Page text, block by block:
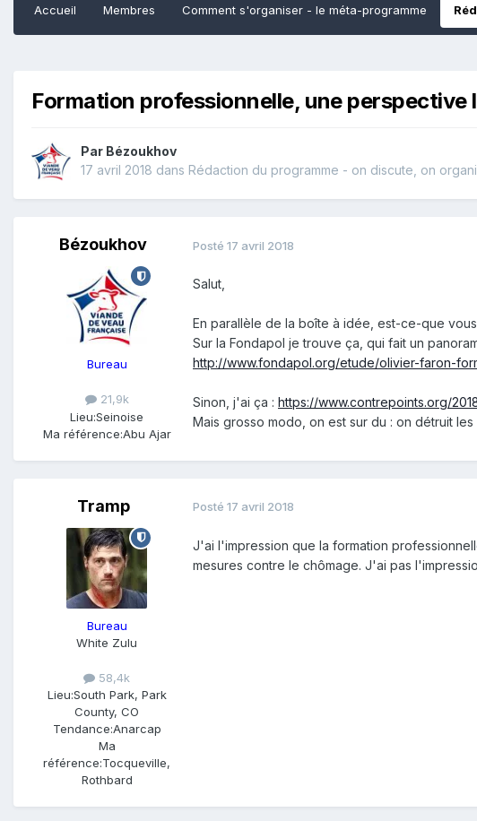
Accueil Membres Comment s'organiser - le méta-programme
Formation professionnelle, une perspective
Par Bézoukhov
17 avril 2018 dans Rédaction du programme - on discute, on
Bézoukhov
Bureau
21,9k
Lieu:Seinoise
Ma référence:Abu Ajar
Posté 17 avril 2018
Salut,
En parallèle de la boîte à idée, est-ce-que
Sur la Fondapol je trouve ça, qui fait un
http://www.fondapol.org/etude/olivier-faron-
Sinon, j'ai ça : https://www.contrepoints.org/
Mais grosso modo, on est sur du : on détruit
Tramp
Bureau
White Zulu
58,4k
Lieu:South Park, Park
County, CO
Tendance:Anarcap
Ma
référence:Tocqueville,
Rothbard
Posté 17 avril 2018
J'ai l'impression que la formation
mesures contre le chômage. J'ai pas